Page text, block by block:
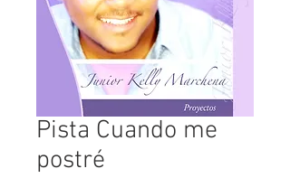
Pista Cuando me
postré